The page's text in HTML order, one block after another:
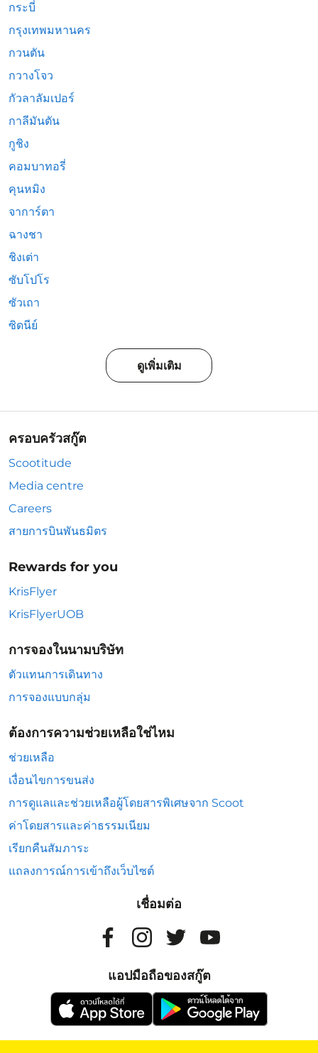
กระบี่
กรุงเทพมหานคร
กวนตัน
กวางโจว
กัวลาลัมเปอร์
กาลีมันตัน
กูชิง
คอมบาทอรี่
คุนหมิง
จาการ์ตา
ฉางชา
ชิงเต่า
ซับโปโร
ซัวเถา
ซิดนีย์
ดูเพิ่มเติม
ครอบครัวสกู๊ต
Scootitude
Media centre
Careers
สายการบินพันธมิตร
Rewards for you
KrisFlyer
KrisFlyerUOB
การจองในนามบริษัท
ตัวแทนการเดินทาง
การจองแบบกลุ่ม
ต้องการความช่วยเหลือใช่ไหม
ช่วยเหลือ
เงื่อนไขการขนส่ง
การดูแลและช่วยเหลือผู้โดยสารพิเศษจาก Scoot
ค่าโดยสารและค่าธรรมเนียม
เรียกคืนสัมภาระ
แถลงการณ์การเข้าถึงเว็บไซต์
เชื่อมต่อ
แอปมือถือของสกู๊ต